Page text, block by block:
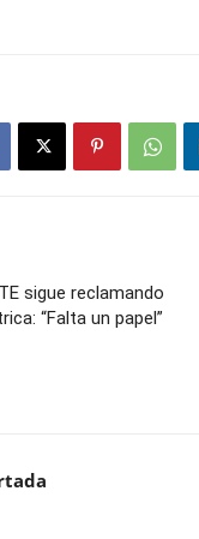
sigue reclamando
“Falta un papel”